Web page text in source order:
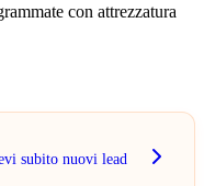
con attrezzatura
subito nuovi lead